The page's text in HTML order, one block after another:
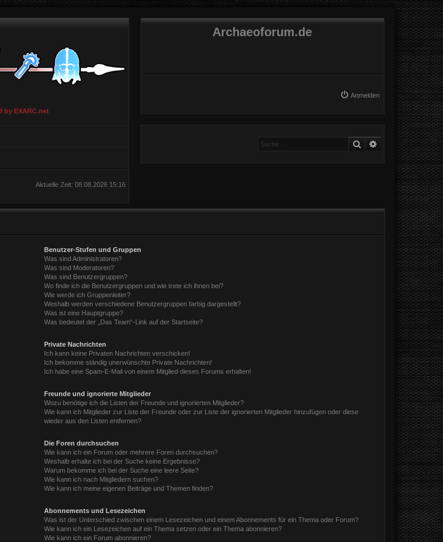
by EXARC.net
Archaeoforum.de
Anmelden
Suche Erweiterte Suche
Aktuelle Zeit: 08.08.2026 15:16
Benutzer-Stufen und Gruppen
Was sind Administratoren?
Was sind Moderatoren?
Was sind Benutzergruppen?
Wo finde ich die Benutzergruppen und wie trete ich ihnen bei?
Wie werde ich Gruppenleiter?
Weshalb werden verschiedene Benutzergruppen farbig dargestellt?
Was ist eine Hauptgruppe?
Was bedeutet der „Das Team“-Link auf der Startseite?
Private Nachrichten
Ich kann keine Privaten Nachrichten verschicken!
Ich bekomme ständig unerwünschte Private Nachrichten!
Ich habe eine Spam-E-Mail von einem Mitglied dieses Forums erhalten!
Freunde und ignorierte Mitglieder
Wozu benötige ich die Listen der Freunde und ignorierten Mitglieder?
Wie kann ich Mitglieder zur Liste der Freunde oder zur Liste der ignorierten Mitglieder hinzufügen oder diese
wieder aus den Listen entfernen?
Die Foren durchsuchen
Wie kann ich ein Forum oder mehrere Foren durchsuchen?
Weshalb erhalte ich bei der Suche keine Ergebnisse?
Warum bekomme ich bei der Suche eine leere Seite?
Wie kann ich nach Mitgliedern suchen?
Wie kann ich meine eigenen Beiträge und Themen finden?
Abonnements und Lesezeichen
Was ist der Unterschied zwischen einem Lesezeichen und einem Abonnements für ein Thema oder Forum?
Wie kann ich ein Lesezeichen auf ein Thema setzen oder ein Thema abonnieren?
Wie kann ich ein Forum abonnieren?